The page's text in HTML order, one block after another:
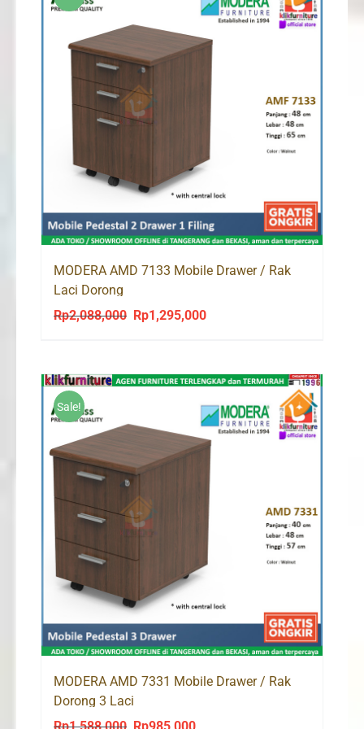
MODERA AMD 7133 Mobile Drawer / Rak
Laci Dorong
Rp2,088,000
Original
Rp2,088,000.
Rp1,295,000Current
Rp1,295,000.
Sale!
MODERA AMD 7331 Mobile Drawer / Rak
Dorong 3 Laci
Original
Current